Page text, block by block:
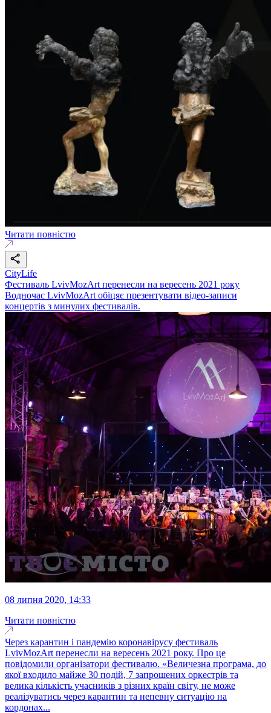
Читати повністю
CityLife
Фестиваль LvivMozArt перенесли на вересень 2021 року
Водночас LvivMozArt обіцяє презентувати відео-записи
концертів з минулих фестивалів.
08 липня 2020, 14:33
Читати повністю
Через карантин і пандемію коронавірусу фестиваль
LvivMozArt перенесли на вересень 2021 року. Про це
повідомили організатори фестивалю. «Величезна програма, до
якої входило майже 30 подій, 7 запрошених оркестрів та
велика кількість учасників з різних країн світу, не може
реалізуватись через карантин та непевну ситуацію на
кордонах...